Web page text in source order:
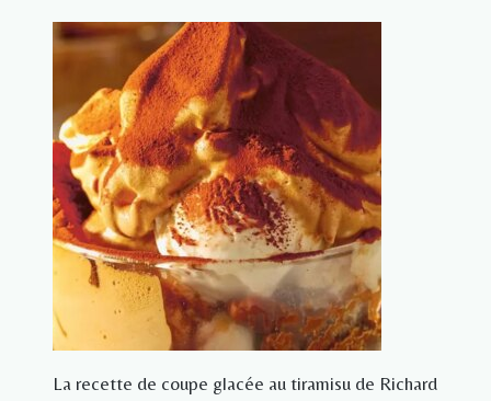
La recette de coupe glacée au tiramisu de Richard